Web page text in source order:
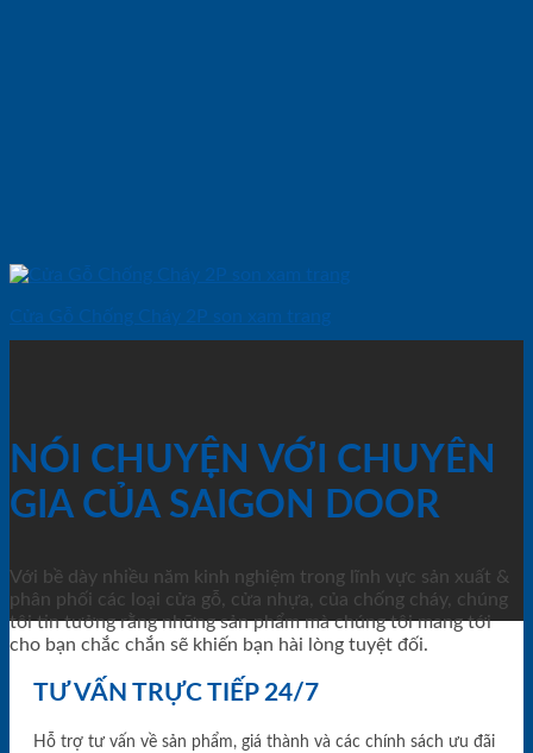
Cửa Gỗ Chống Cháy 2P son xam trang
NÓI CHUYỆN VỚI CHUYÊN
GIA CỦA SAIGON DOOR
Với bề dày nhiều năm kinh nghiệm trong lĩnh vực sản xuất &
phân phối các loại cửa gỗ, cửa nhựa, của chống cháy, chúng
tôi tin tưởng rằng những sản phẩm mà chúng tôi mang tới
cho bạn chắc chắn sẽ khiến bạn hài lòng tuyệt đối.
TƯ VẤN TRỰC TIẾP 24/7
Hỗ trợ tư vấn về sản phẩm, giá thành và các chính sách ưu đãi